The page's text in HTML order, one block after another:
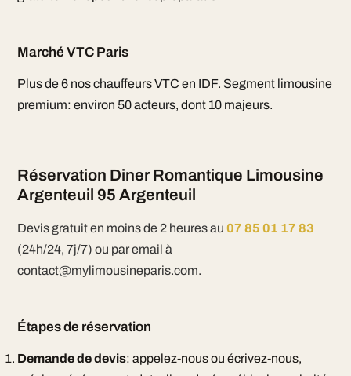
Marché VTC Paris
Plus de 6 nos chauffeurs VTC en IDF. Segment limousine
premium: environ 50 acteurs, dont 10 majeurs.
Réservation Diner Romantique Limousine
Argenteuil 95 Argenteuil
Devis gratuit en moins de 2 heures au 07 85 01 17 83
(24h/24, 7j/7) ou par email à
contact@mylimousineparis.com.
Étapes de réservation
Demande de devis: appelez-nous ou écrivez-nous,